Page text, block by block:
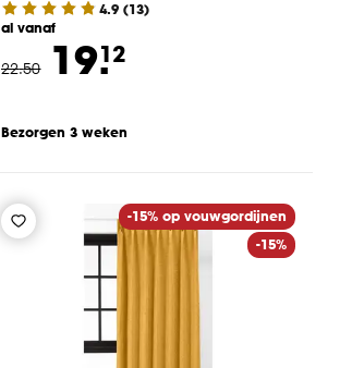
4.9 (13)
al vanaf
22.50 19.12
Bezorgen 3 weken
-15% op vouwgordijnen
-15%